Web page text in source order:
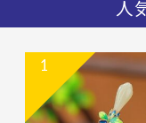
人
1